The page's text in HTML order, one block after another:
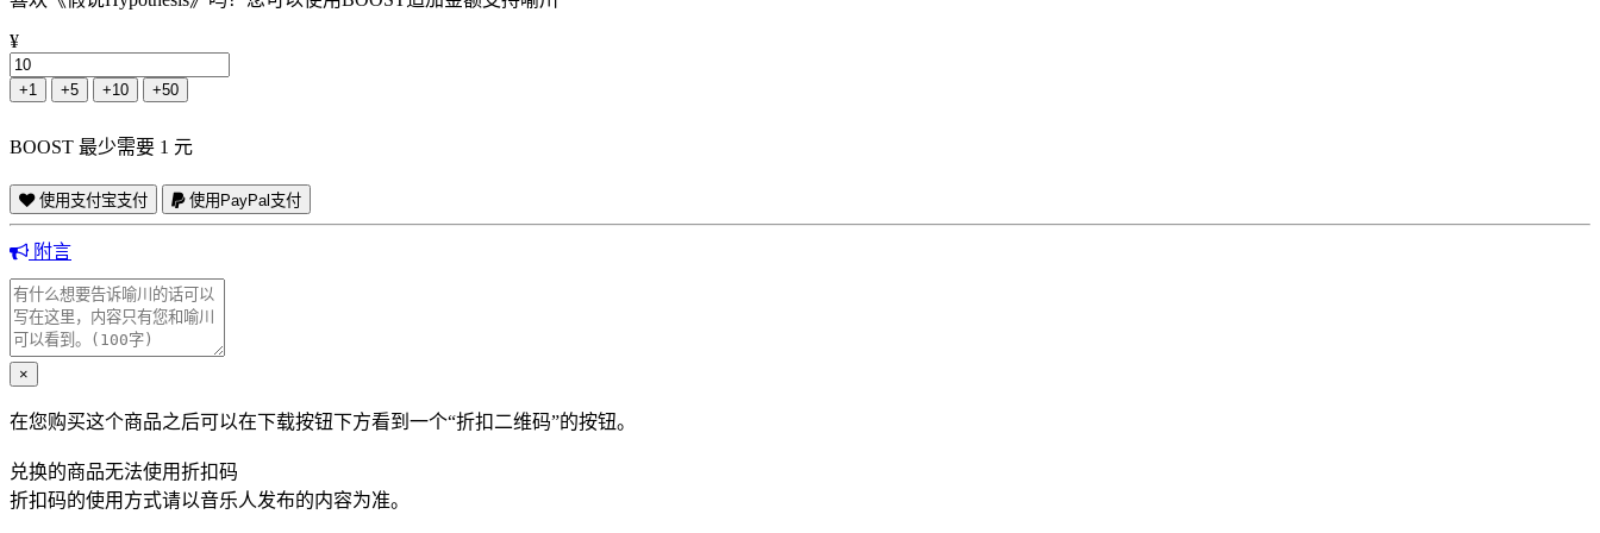
¥
+1 +5 +10 +50
BOOST 最少需要 1 元
使用支付宝支付 使用PayPal支付
附言
×
在您购买这个商品之后可以在下载按钮下方看到一个“折扣二维码”的按钮。
兑换的商品无法使用折扣码
折扣码的使用方式请以音乐人发布的内容为准。